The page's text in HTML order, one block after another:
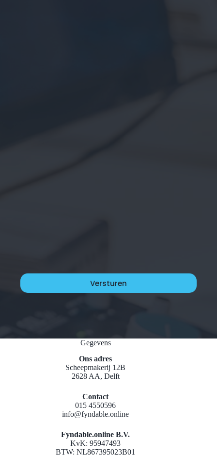
Gegevens
Ons adres
Scheepmakerij 12B
2628 AA, Delft
Contact
015 4550596
info@fyndable.online
Fyndable.online B.V.
KvK: 95947493
BTW: NL867395023B01